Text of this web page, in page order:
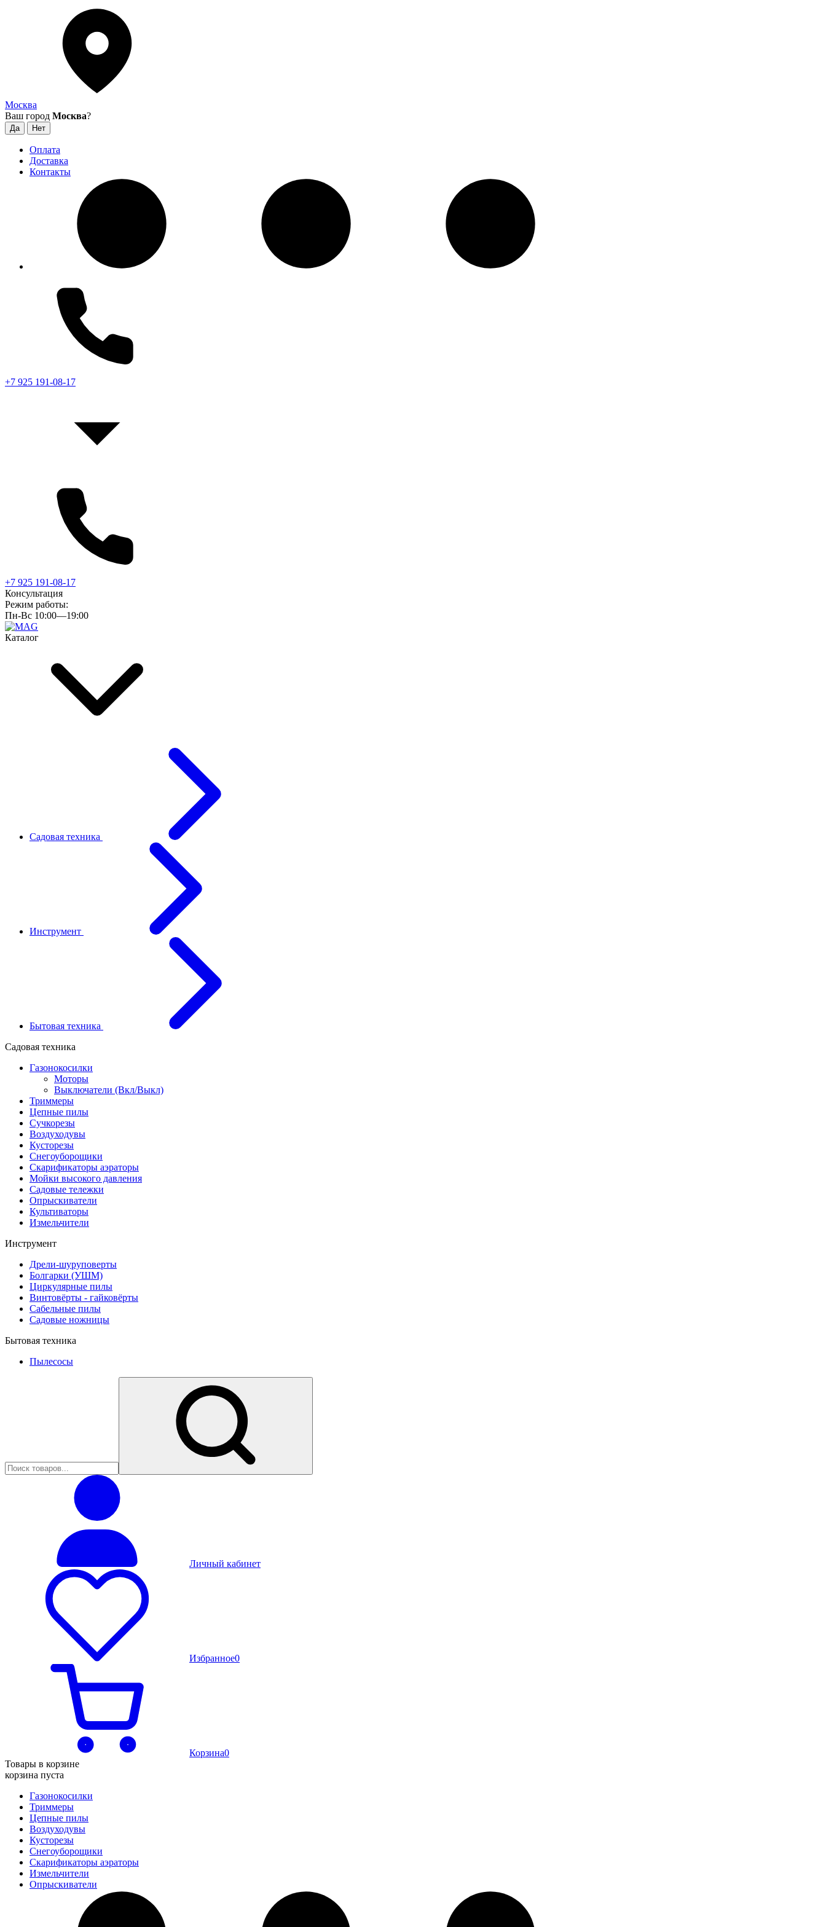
Москва
Ваш город Москва?
Оплата
Доставка
Контакты
+7 925 191-08-17
+7 925 191-08-17
Консультация
Режим работы:
Пн-Вс 10:00—19:00
Каталог
Садовая техника
Инструмент
Бытовая техника
Садовая техника
Газонокосилки
Моторы
Выключатели (Вкл/Выкл)
Триммеры
Цепные пилы
Cучкорезы
Воздуходувы
Кусторезы
Снегоуборощики
Скарификаторы аэраторы
Мойки высокого давления
Садовые тележки
Опрыскиватели
Культиваторы
Измельчители
Инструмент
Дрели-шуруповерты
Болгарки (УШМ)
Циркулярные пилы
Винтовёрты - гайковёрты
Сабельные пилы
Садовые ножницы
Бытовая техника
Пылесосы
Личный кабинет
Избранное0
Корзина0
Товары в корзине
корзина пуста
Газонокосилки
Триммеры
Цепные пилы
Воздуходувы
Кусторезы
Снегоуборощики
Скарификаторы аэраторы
Измельчители
Опрыскиватели